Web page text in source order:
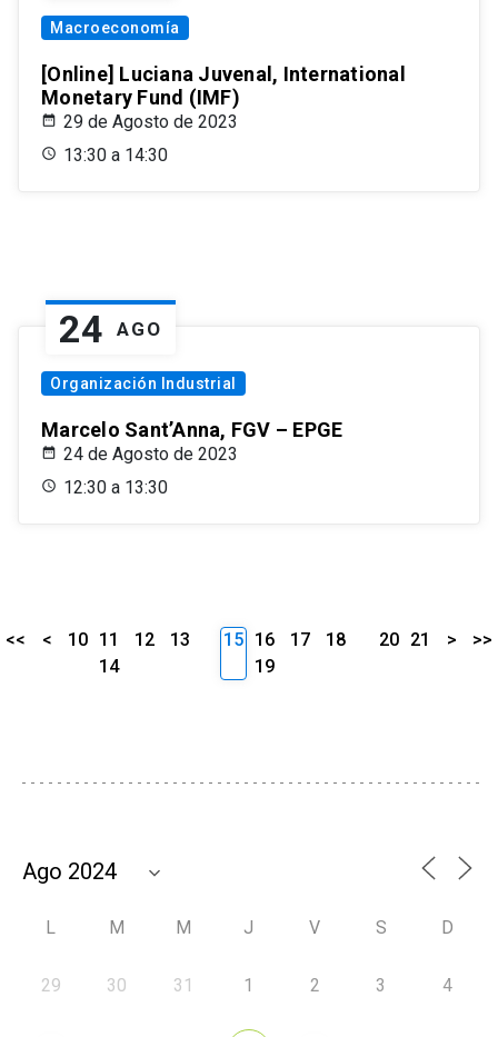
Macroeconomía
[Online] Luciana Juvenal, International
Monetary Fund (IMF)
29 de Agosto de 2023
13:30 a 14:30
24 AGO
Organización Industrial
Marcelo Sant’Anna, FGV – EPGE
24 de Agosto de 2023
12:30 a 13:30
<< < 10 11 12
13
14
15 16 17
18
19
20 21 > >>
L M M J V S D
29 30 31 1 2 3 4